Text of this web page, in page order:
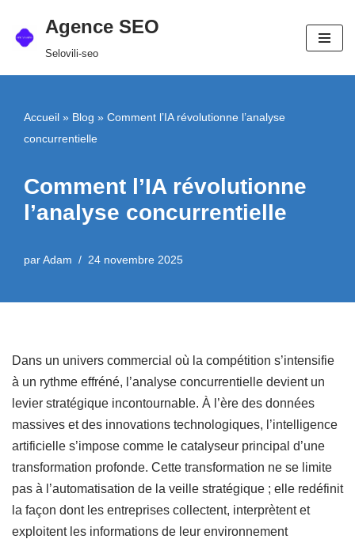
Aller
Agence SEO
Selovili-seo
Accueil » Blog » Comment l’IA révolutionne l’analyse
concurrentielle
Comment l’IA révolutionne
l’analyse concurrentielle
parAdam 24 novembre 2025
Dans un univers commercial où la compétition s’intensifie
à un rythme effréné, l’analyse concurrentielle devient un
levier stratégique incontournable. À l’ère des données
massives et des innovations technologiques, l’intelligence
artificielle s’impose comme le catalyseur principal d’une
transformation profonde. Cette transformation ne se limite
pas à l’automatisation de la veille stratégique ; elle redéfinit
la façon dont les entreprises collectent, interprètent et
exploitent les informations de leur environnement